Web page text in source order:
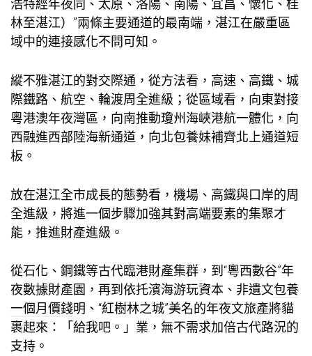
浩特經年夜同、太原、洛陽、南陽、宜昌、懷化、桂
林至湛江）”兩條主要通道的最南端，湛江在嚴重區
域中的連接感化不問可知。
縱不雅湛江的對交際通，從方法看，高速、高鐵、城
際鐵路、航空、輪渡周全進級；從區域看，向東對接
粵港澳年夜灣區，向南推動瓊州海峽港航一體化，向
西融進西部陸海新通道，向北包養妹補齊北上通道短
板。
放在湛江全市成長的態勢看，機場、高鐵與口岸的周
全進級，將進一個步驟加強其對高端要素的集聚才
能，推進財產進級。
從石化、鋼鐵等古代臨港財產集群，到“粵西數谷”年
夜數據財產園，再到依托濱海游玩資本、非遺文包養
一個月價錢明、“紅樹林之城”美名的年夜文旅產將貓
裹起來：「給我吧。」業，無不需求加倍古代路況的
支持。